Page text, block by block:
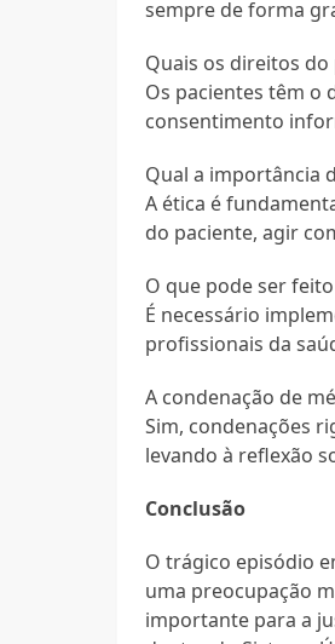
sempre de forma
Quais os direitos do
Os pacientes têm o
consentimento
Qual a importância
A ética é
do paciente, agir
O que pode ser
É necessário
profissionais da
A condenação de
Sim, condenações
levando à reflexão
Conclusão
O trágico episódio
uma preocupação
importante para a